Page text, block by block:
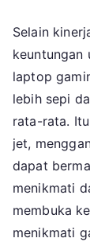
Selain
keuntungan
laptop
lebih sepi
rata-rata.
jet,
dapat
menikmati
membuka
menikmati